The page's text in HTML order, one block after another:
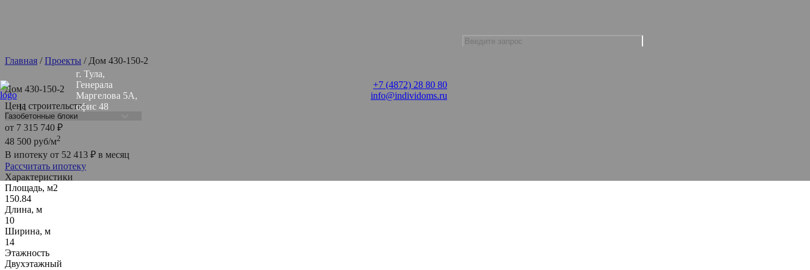
г. Тула,
Генерала
Маргелова 5А,
офис 48
+7 (4872) 28 80 80
info@individoms.ru
Главная /Проекты / Дом 430-150-2
Дом 430-150-2
Цена строительства
от 7 315 740 ₽
48 500 руб/м2
В ипотеку от 52 413 ₽ в месяц
Рассчитать ипотеку
Характеристики
Площадь, м2
150.84
Длина, м
10
Ширина, м
14
Этажность
Двухэтажный